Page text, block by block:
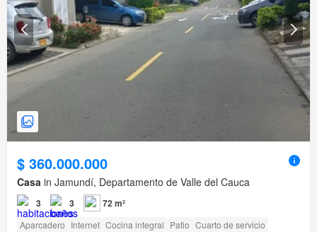
$ 360.000.000
Casa in Jamundí, Departamento de Valle del Cauca
3 3 72 m²
Aparcadero Internet Cocina integral Patio Cuarto de servicio